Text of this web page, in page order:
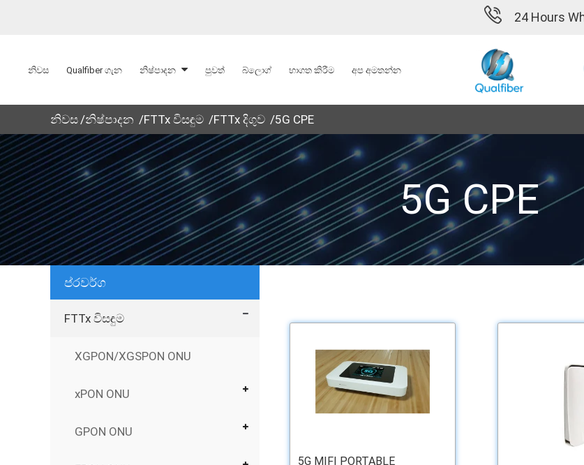
24 Hours
නිවස Qualfiber ගැන නිෂ්පාදන පුවත් බ්ලොග් භාගත කිරීම අප අමතන්න
නිවස නිෂ්පාදන FTTx විසඳුම FTTx දිගුව 5G CPE
5G CPE
ප්රවර්ග
FTTx විසඳුම
XGPON/XGSPON ONU
xPON ONU
GPON ONU
5G MIFI PORTABLE